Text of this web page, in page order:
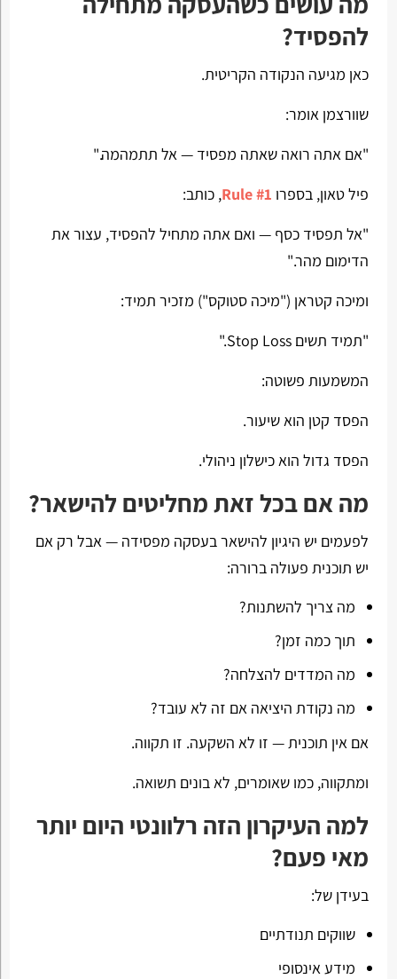
להפסיד?
כאן מגיעה הנקודה הקריטית.
שוורצמן אומר:
"אם אתה רואה שאתה מפסיד — אל תתמהמה."
פיל טאון, בספרו Rule #1, כותב:
"אל תפסיד כסף — ואם אתה מתחיל להפסיד, עצור את
הדימום מהר."
ומיכה קטראן ("מיכה סטוקס") מזכיר תמיד:
"תמיד תשים Stop Loss."
המשמעות פשוטה:
הפסד קטן הוא שיעור.
הפסד גדול הוא כישלון ניהולי.
מה אם בכל זאת מחליטים להישאר?
לפעמים יש היגיון להישאר בעסקה מפסידה — אבל רק אם
יש תוכנית פעולה ברורה:
מה צריך להשתנות?
תוך כמה זמן?
מה המדדים להצלחה?
מה נקודת היציאה אם זה לא עובד?
אם אין תוכנית — זו לא השקעה. זו תקווה.
ומתקווה, כמו שאומרים, לא בונים תשואה.
למה העיקרון הזה רלוונטי היום יותר
מאי פעם?
בעידן של:
שווקים תנודתיים
מידע אינסופי